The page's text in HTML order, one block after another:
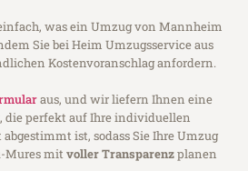
was ein Umzug von Mannheim
Sie bei Heim Umzugsservice aus
Kostenvoranschlag anfordern.
aus, und wir liefern Ihnen eine
, die perfekt auf Ihre individuellen
ist, sodass Sie Ihre Umzug
Mures mitvoller Transparenzplanen